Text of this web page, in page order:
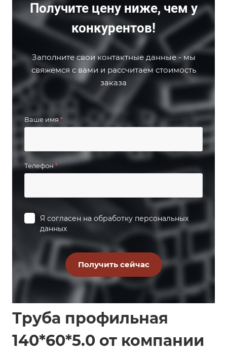
Получите цену ниже, чем у
конкурентов!
Заполните свои контактные данные - мы
свяжемся с вами и рассчитаем стоимость
заказа
Ваше имя *
Телефон*
Я согласен на обработку персональных
данных
Труба профильная
140*60*5.0 от компании